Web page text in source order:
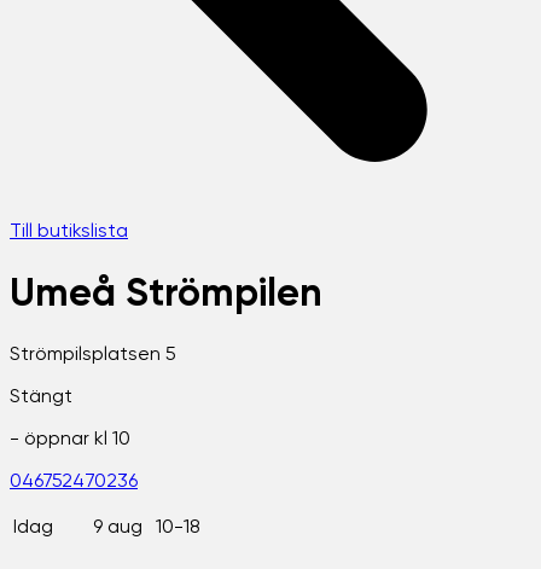
Till butikslista
Umeå Strömpilen
Strömpilsplatsen 5
Stängt
- öppnar kl 10
046752470236
Idag 9 aug 10-18